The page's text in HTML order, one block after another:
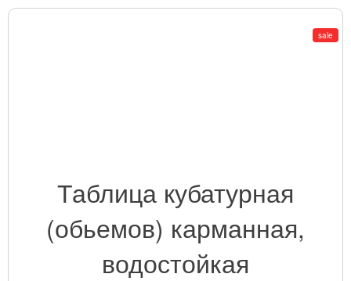
sale
Таблица кубатурная
(обьемов) карманная,
водостойкая